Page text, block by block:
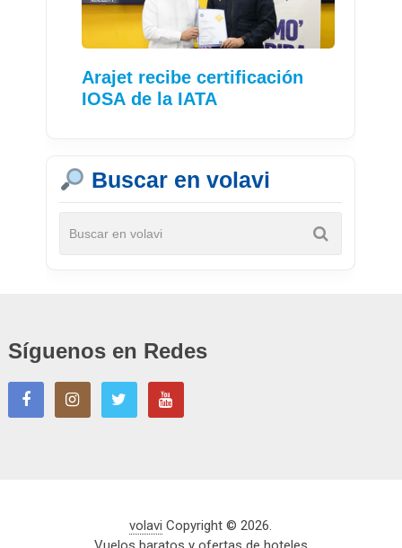
Arajet recibe certificación
IOSA de la IATA
Buscar en volavi
Síguenos en Redes
volavi Copyright © 2026.